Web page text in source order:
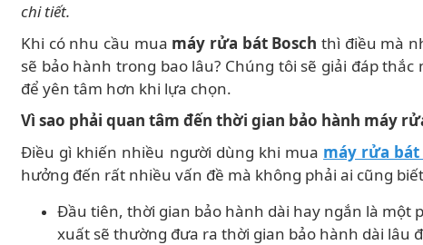
chi tiết.
Khi có nhu cầu mua máy rửa bát Bosch thì điều mà
sẽ bảo hành trong bao lâu? Chúng tôi sẽ giải đáp
để yên tâm hơn khi lựa chọn.
Vì sao phải quan tâm đến thời gian bảo hành máy
Điều gì khiến nhiều người dùng khi mua máy rửa bát
hưởng đến rất nhiều vấn đề mà không phải ai cũng
Đầu tiên, thời gian bảo hành dài hay ngắn là một
xuất sẽ thường đưa ra thời gian bảo hành dài lâu